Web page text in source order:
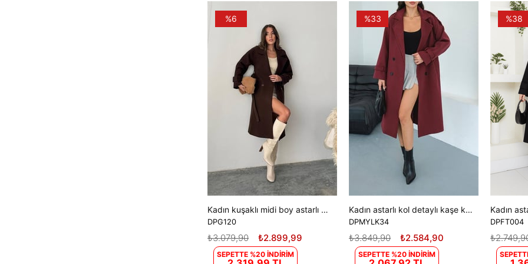
Kadın kuşaklı midi boy astarlı kaban DPG120
DPG120
₺2.899,99
₺3.079,90
SEPETTE %20 İNDİRİM
%6
Kadın astarlı kol detaylı kaşe kaban DPMYLK34
DPMYLK34
₺2.584,90
₺3.849,90
SEPETTE %20 İNDİRİM
%33
DPFT004
%38